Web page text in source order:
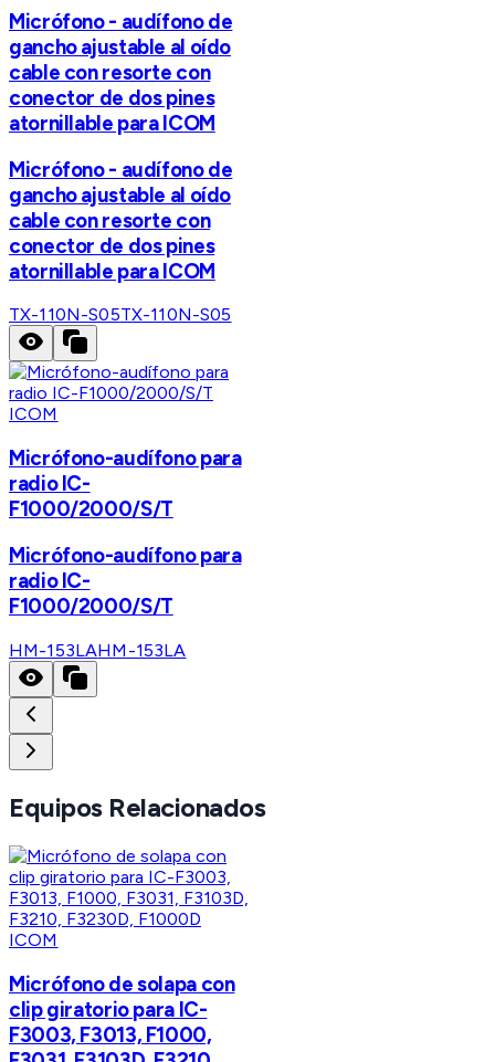
Micrófono - audífono de
gancho ajustable al oído
cable con resorte con
conector de dos pines
atornillable para ICOM
Micrófono - audífono de
gancho ajustable al oído
cable con resorte con
conector de dos pines
atornillable para ICOM
TX-110N-S05TX-110N-S05
ICOM
Micrófono-audífono para
radio IC-
F1000/2000/S/T
Micrófono-audífono para
radio IC-
F1000/2000/S/T
HM-153LAHM-153LA
Equipos Relacionados
ICOM
Micrófono de solapa con
clip giratorio para IC-
F3003, F3013, F1000,